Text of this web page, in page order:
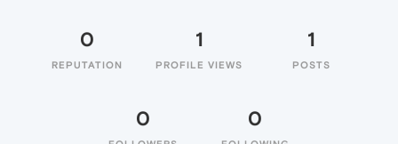
0
REPUTATION
1
PROFILE VIEWS
1
POSTS
0 0